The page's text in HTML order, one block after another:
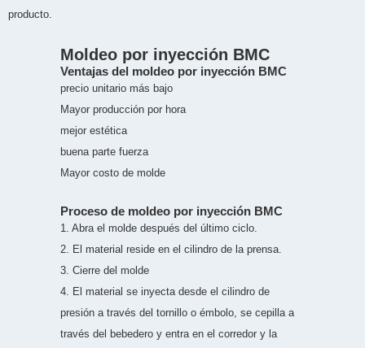
producto.
Moldeo por inyección BMC
Ventajas del moldeo por inyección BMC
precio unitario más bajo
Mayor producción por hora
mejor estética
buena parte fuerza
Mayor costo de molde
Proceso de moldeo por inyección BMC
1. Abra el molde después del último ciclo.
2. El material reside en el cilindro de la prensa.
3. Cierre del molde
4. El material se inyecta desde el cilindro de
presión a través del tornillo o émbolo, se cepilla a
través del bebedero y entra en el corredor y la